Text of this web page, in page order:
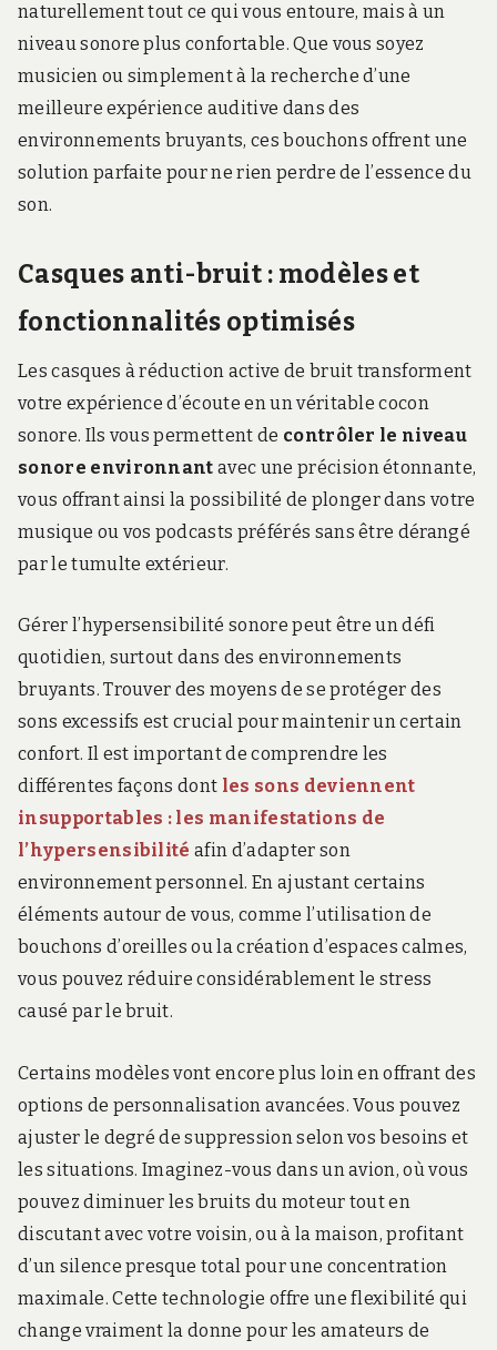
naturellement tout ce qui vous entoure, mais à un
niveau sonore plus confortable. Que vous soyez
musicien ou simplement à la recherche d’une
meilleure expérience auditive dans des
environnements bruyants, ces bouchons offrent une
solution parfaite pour ne rien perdre de l’essence du
son.
Casques anti-bruit : modèles et
fonctionnalités optimisés
Les casques à réduction active de bruit transforment
votre expérience d’écoute en un véritable cocon
sonore. Ils vous permettent de contrôler le niveau
sonore environnant avec une précision étonnante,
vous offrant ainsi la possibilité de plonger dans votre
musique ou vos podcasts préférés sans être dérangé
par le tumulte extérieur.
Gérer l’hypersensibilité sonore peut être un défi
quotidien, surtout dans des environnements
bruyants. Trouver des moyens de se protéger des
sons excessifs est crucial pour maintenir un certain
confort. Il est important de comprendre les
différentes façons dont les sons deviennent
insupportables : les manifestations de
l’hypersensibilité afin d’adapter son
environnement personnel. En ajustant certains
éléments autour de vous, comme l’utilisation de
bouchons d’oreilles ou la création d’espaces calmes,
vous pouvez réduire considérablement le stress
causé par le bruit.
Certains modèles vont encore plus loin en offrant des
options de personnalisation avancées. Vous pouvez
ajuster le degré de suppression selon vos besoins et
les situations. Imaginez-vous dans un avion, où vous
pouvez diminuer les bruits du moteur tout en
discutant avec votre voisin, ou à la maison, profitant
d’un silence presque total pour une concentration
maximale. Cette technologie offre une flexibilité qui
change vraiment la donne pour les amateurs de